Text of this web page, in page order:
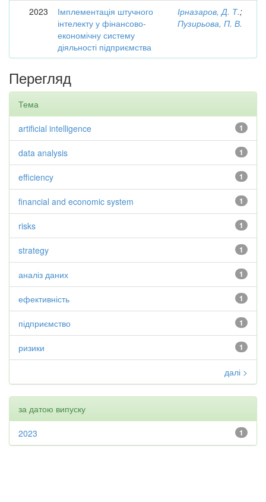
2023
Імплементація штучного
інтелекту у фінансово-
економічну систему
діяльності підприємства
Ірназаров, Д. Т.;
Пузирьова, П. В.
Перегляд
Тема
1
artificial intelligence
1
data analysis
1
efficiency
1
financial and economic system
1
risks
1
strategy
1
аналіз даних
1
ефективність
1
підприємство
1
ризики
далі >
за датою випуску
1
2023